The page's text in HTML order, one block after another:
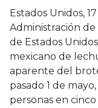
Estados Unidos,
Administración
de Estados
mexicano de
aparente del
pasado 1 de
personas en